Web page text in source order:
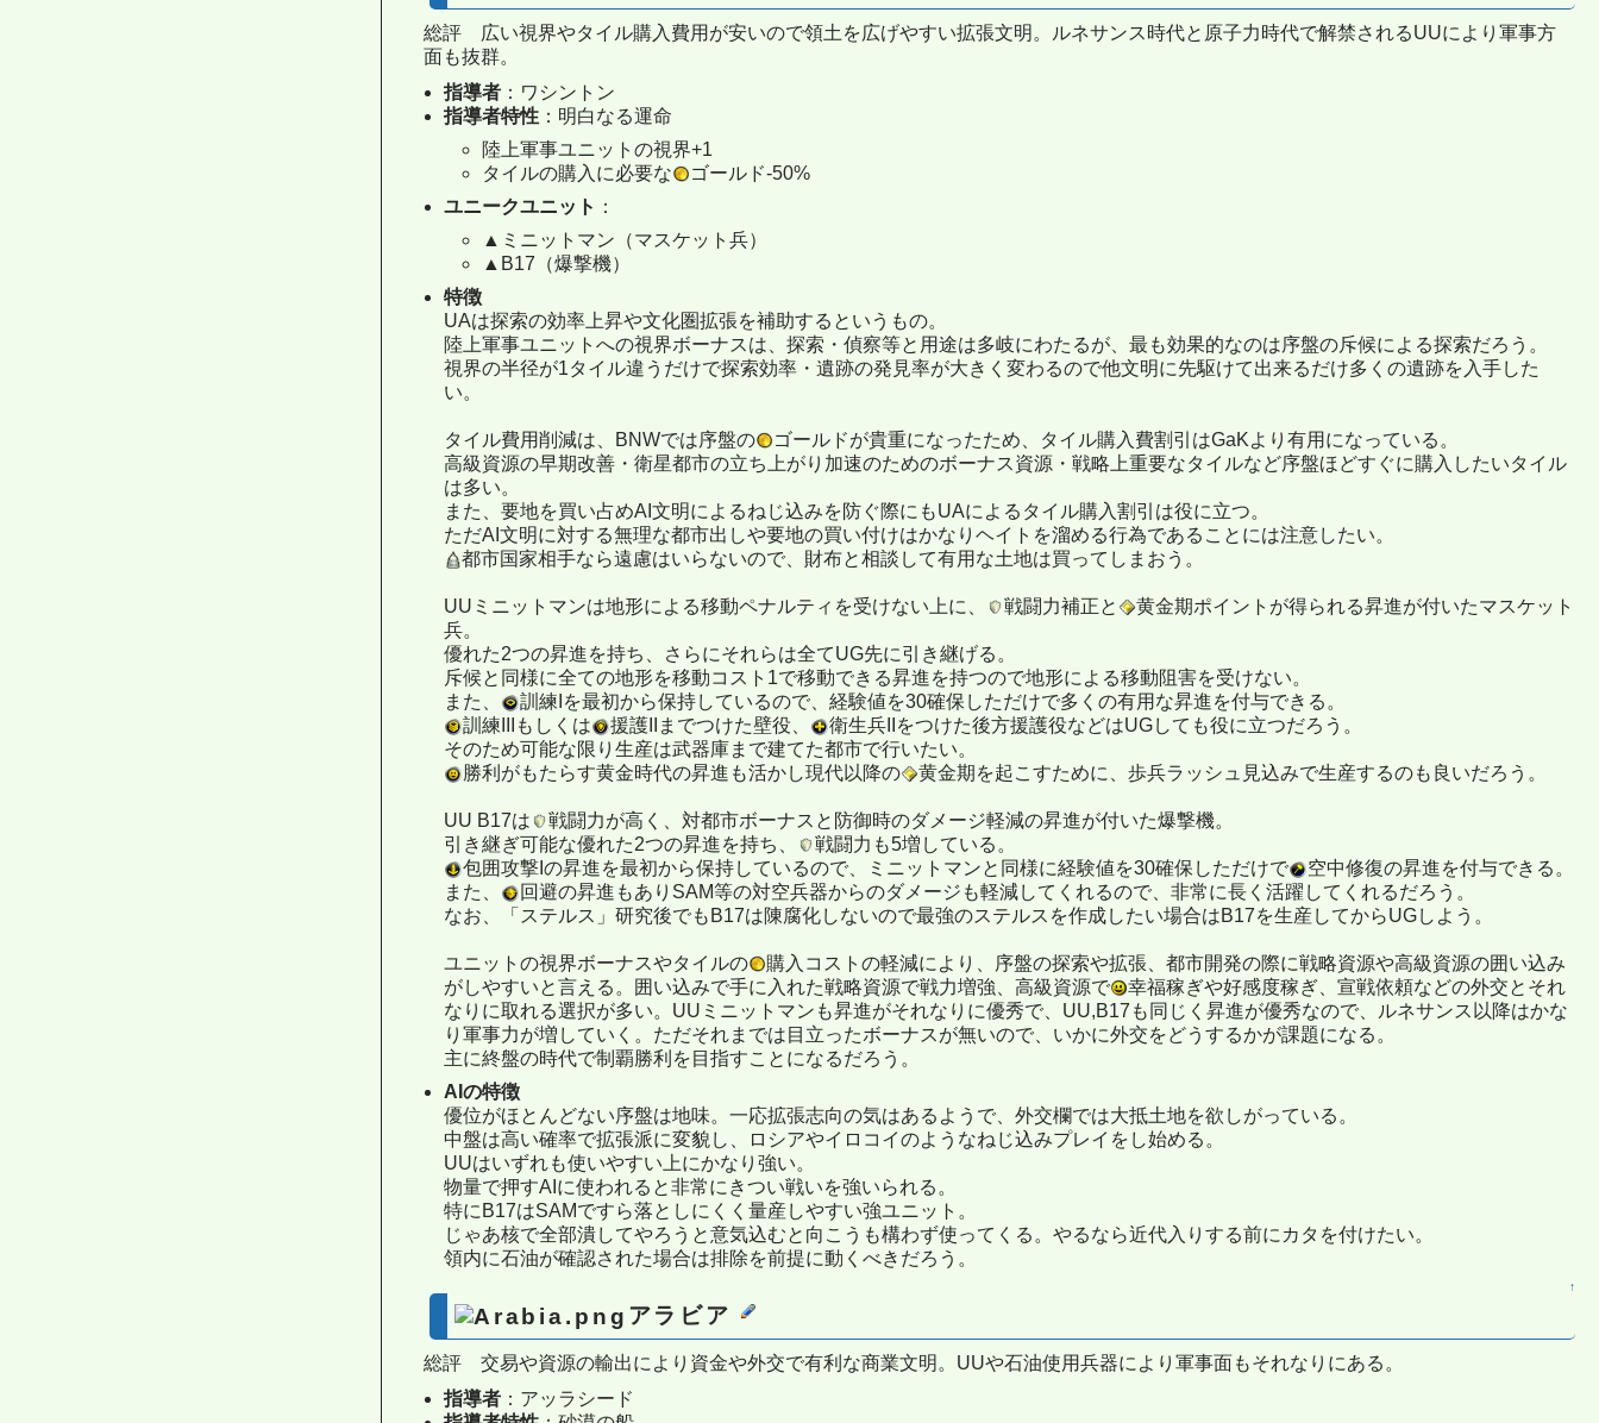
総評 広い視界やタイル購入費用が安いので領土を広げやすい拡張文明。ルネサンス時代と原子力時代で解禁されるUUにより軍事方
面も抜群。
指導者 ：ワシントン
指導者特性 ：明白なる運命
陸上軍事ユニットの視界+1
タイルの購入に必要な
ゴールド-50%
ユニークユニット ：
▲ミニットマン（マスケット兵）
▲B17（爆撃機）
特徴
UAは探索の効率上昇や文化圏拡張を補助するというもの。
陸上軍事ユニットへの視界ボーナスは、探索・偵察等と用途は多岐にわたるが、最も効果的なのは序盤の斥候による探索だろう。
視界の半径が1タイル違うだけで探索効率・遺跡の発見率が大きく変わるので他文明に先駆けて出来るだけ多くの遺跡を入手した
い。
タイル費用削減は、BNWでは序盤の
ゴールドが貴重になったため、タイル購入費割引はGaKより有用になっている。
高級資源の早期改善・衛星都市の立ち上がり加速のためのボーナス資源・戦略上重要なタイルなど序盤ほどすぐに購入したいタイル
は多い。
また、要地を買い占めAI文明によるねじ込みを防ぐ際にもUAによるタイル購入割引は役に立つ。
ただAI文明に対する無理な都市出しや要地の買い付けはかなりヘイトを溜める行為であることには注意したい。
都市国家相手なら遠慮はいらないので、財布と相談して有用な土地は買ってしまおう。
UUミニットマンは地形による移動ペナルティを受けない上に、 戦闘力補正と
黄金期ポイントが得られる昇進が付いたマスケット
兵。
優れた2つの昇進を持ち、さらにそれらは全てUG先に引き継げる。
斥候と同様に全ての地形を移動コスト1で移動できる昇進を持つので地形による移動阻害を受けない。
また、
訓練Iを最初から保持しているので、経験値を30確保しただけで多くの有用な昇進を付与できる。
訓練IIIもしくは
援護IIまでつけた壁役、
衛生兵IIをつけた後方援護役などはUGしても役に立つだろう。
そのため可能な限り生産は武器庫まで建てた都市で行いたい。
勝利がもたらす黄金時代の昇進も活かし現代以降の
黄金期を起こすために、歩兵ラッシュ見込みで生産するのも良いだろう。
UU B17は
戦闘力が高く、対都市ボーナスと防御時のダメージ軽減の昇進が付いた爆撃機。
引き継ぎ可能な優れた2つの昇進を持ち、
戦闘力も5増している。
包囲攻撃Iの昇進を最初から保持しているので、ミニットマンと同様に経験値を30確保しただけで
空中修復の昇進を付与できる。
また、
回避の昇進もありSAM等の対空兵器からのダメージも軽減してくれるので、非常に長く活躍してくれるだろう。
なお、「ステルス」研究後でもB17は陳腐化しないので最強のステルスを作成したい場合はB17を生産してからUGしよう。
ユニットの視界ボーナスやタイルの
購入コストの軽減により、序盤の探索や拡張、都市開発の際に戦略資源や高級資源の囲い込み
がしやすいと言える。囲い込みで手に入れた戦略資源で戦力増強、高級資源で
幸福稼ぎや好感度稼ぎ、宣戦依頼などの外交とそれ
なりに取れる選択が多い。UUミニットマンも昇進がそれなりに優秀で、UU,B17も同じく昇進が優秀なので、ルネサンス以降はかな
り軍事力が増していく。ただそれまでは目立ったボーナスが無いので、いかに外交をどうするかが課題になる。
主に終盤の時代で制覇勝利を目指すことになるだろう。
AIの特徴
優位がほとんどない序盤は地味。一応拡張志向の気はあるようで、外交欄では大抵土地を欲しがっている。
中盤は高い確率で拡張派に変貌し、ロシアやイロコイのようなねじ込みプレイをし始める。
UUはいずれも使いやすい上にかなり強い。
物量で押すAIに使われると非常にきつい戦いを強いられる。
特にB17はSAMですら落としにくく量産しやすい強ユニット。
じゃあ核で全部潰してやろうと意気込むと向こうも構わず使ってくる。やるなら近代入りする前にカタを付けたい。
領内に石油が確認された場合は排除を前提に動くべきだろう。
↑
アラビア
総評 交易や資源の輸出により資金や外交で有利な商業文明。UUや石油使用兵器により軍事面もそれなりにある。
指導者 ：アッラシード